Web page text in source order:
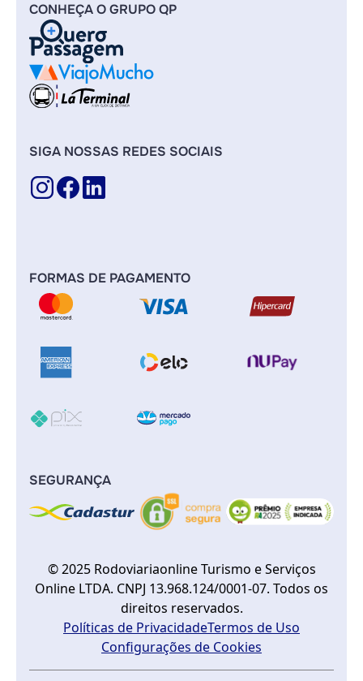
CONHEÇA O GRUPO QP
SIGA NOSSAS REDES SOCIAIS
FORMAS DE PAGAMENTO
SEGURANÇA
© 2025 Rodoviariaonline Turismo e Serviços
Online LTDA. CNPJ 13.968.124/0001-07. Todos os
direitos reservados.
Políticas de PrivacidadeTermos de Uso
Configurações de Cookies